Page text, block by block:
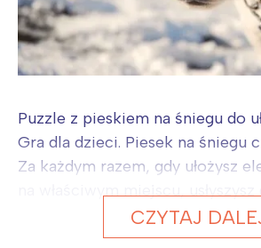
Puzzle z pieskiem na śniegu do
Gra dla dzieci. Piesek na śniegu
Za każdym razem, gdy ułożysz
CZYTAJ